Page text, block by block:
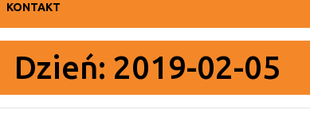
KONTAKT
Dzień: 2019-02-05